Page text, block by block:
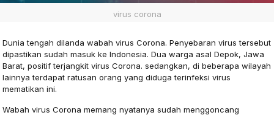
virus corona
Dunia tengah dilanda wabah virus Corona. Penyebaran virus tersebut
dipastikan sudah masuk ke Indonesia. Dua warga asal Depok, Jawa
Barat, positif terjangkit virus Corona. sedangkan, di beberapa wilayah
lainnya terdapat ratusan orang yang diduga terinfeksi virus
mematikan ini.
Wabah virus Corona memang nyatanya sudah menggoncang